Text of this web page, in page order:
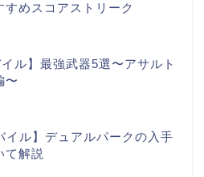
すめスコアストリーク
イル】最強武器5選〜アサルト
〜
イル】デュアルパークの入手
て解説